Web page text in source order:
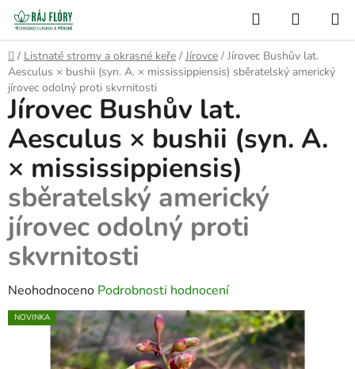
Přejít
obsah
Hledat
KOŠÍK
Domů
/ Listnaté stromy a okrasné keře / Jírovce / Jírovec Bushův lat.
Aesculus × bushii (syn. A. × mississippiensis) sběratelský americký
jírovec odolný proti skvrnitosti
Jírovec Bushův lat.
Aesculus × bushii (syn. A.
× mississippiensis)
sběratelský americký
jírovec odolný proti
skvrnitosti
Průměrné
hodnocení
produktu
Neohodnoceno Podrobnosti hodnocení
NOVINKA
Semínko